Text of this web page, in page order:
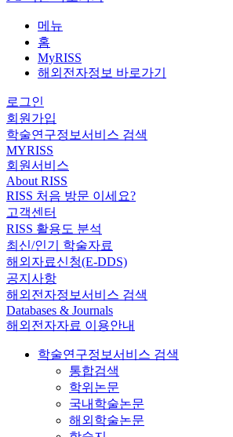
메뉴
홈
MyRISS
해외전자정보 바로가기
로그인
회원가입
학술연구정보서비스 검색
MYRISS
회원서비스
About RISS
RISS 처음 방문 이세요?
고객센터
RISS 활용도 분석
최신/인기 학술자료
해외자료신청(E-DDS)
공지사항
해외전자정보서비스 검색
Databases & Journals
해외전자자료 이용안내
학술연구정보서비스 검색
통합검색
학위논문
국내학술논문
해외학술논문